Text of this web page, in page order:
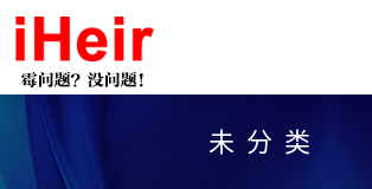
未分类